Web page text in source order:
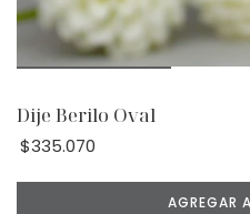
Dije Berilo Oval
$335.070